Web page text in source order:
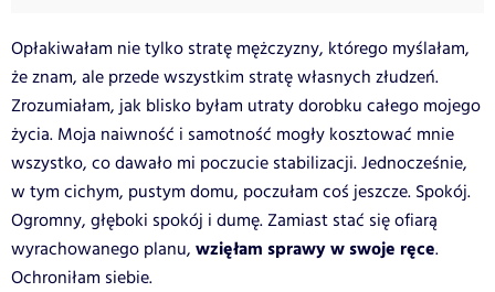
Opłakiwałam nie tylko stratę mężczyzny, którego myślałam,
że znam, ale przede wszystkim stratę własnych złudzeń.
Zrozumiałam, jak blisko byłam utraty dorobku całego mojego
życia. Moja naiwność i samotność mogły kosztować mnie
wszystko, co dawało mi poczucie stabilizacji. Jednocześnie,
w tym cichym, pustym domu, poczułam coś jeszcze. Spokój.
Ogromny, głęboki spokój i dumę. Zamiast stać się ofiarą
wyrachowanego planu, wzięłam sprawy w swoje ręce.
Ochroniłam siebie.